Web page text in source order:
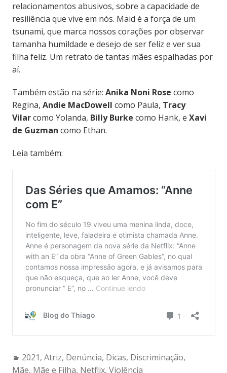
relacionamentos abusivos, sobre a capacidade de
resiliência que vive em nós. Maid é a força de um
tsunami, que marca nossos corações por observar
tamanha humildade e desejo de ser feliz e ver sua
filha feliz. Um retrato de tantas mães espalhadas por
aí.
Também estão na série: Anika Noni Rose como
Regina, Andie MacDowell como Paula, Tracy
Vilarcomo Yolanda, Billy Burke como Hank, e Xavi
de Guzman como Ethan.
Leia também:
Categories:
2021, Atriz, Denúncia, Dicas, Discriminação,
Mãe, Mãe e Filha, Netflix, Violência